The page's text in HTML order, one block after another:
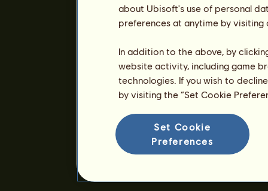
about Ubisoft's use of personal
preferences at anytime by
In addition to the above, by
website activity, including game
technologies. If you wish to
by visiting the “Set Cookie
Set Cookie
Preferences